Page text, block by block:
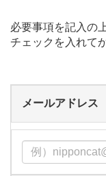
必要事項を記入の
チェックを入れて
メールアドレス